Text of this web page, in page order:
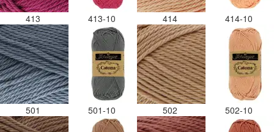
413 413-10 414 414-10
501 501-10 502 502-10